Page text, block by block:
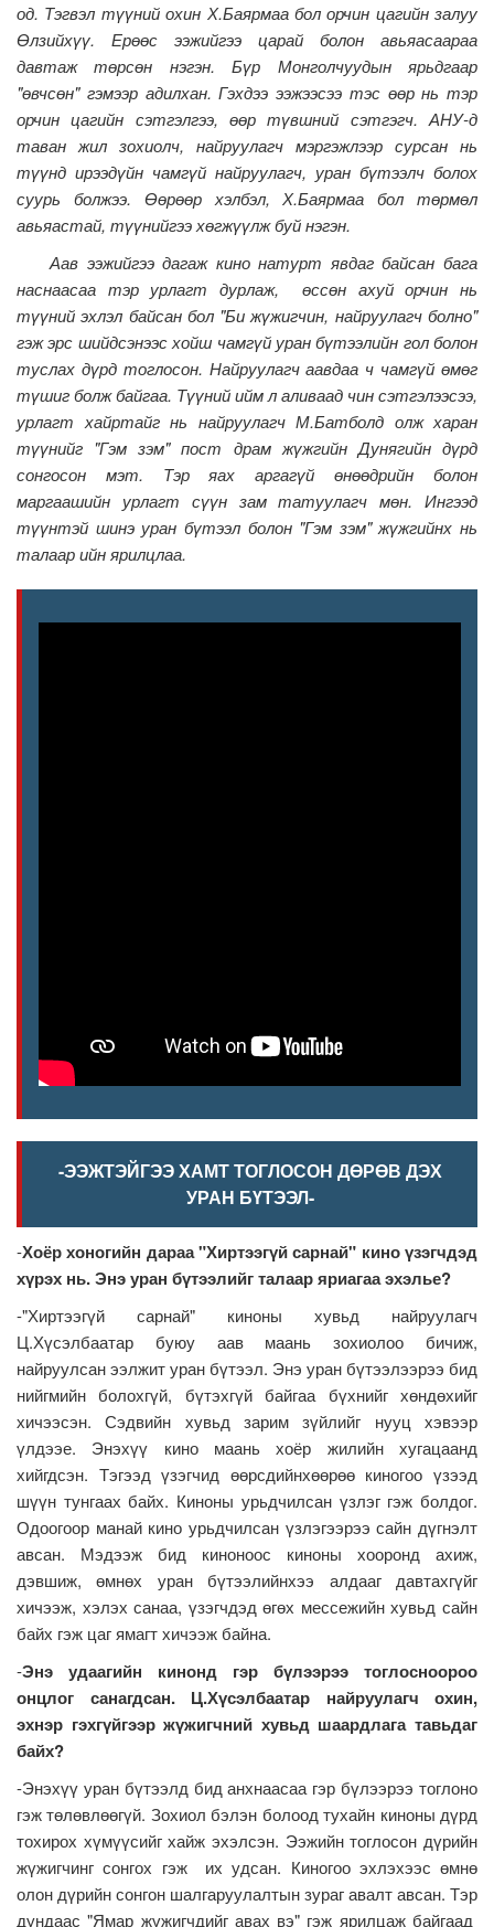
од. Тэгвэл түүний охин Х.Баярмаа бол орчин цагийн залуу
Өлзийхүү. Ерөөс ээжийгээ царай болон авьяасаараа
давтаж төрсөн нэгэн. Бүр Монголчуудын ярьдгаар
"өвчсөн" гэмээр адилхан. Гэхдээ ээжээсээ тэс өөр нь тэр
орчин цагийн сэтгэлгээ, өөр түвшний сэтгэгч. АНУ-д
таван жил зохиолч, найруулагч мэргэжлээр сурсан нь
түүнд ирээдүйн чамгүй найруулагч, уран бүтээлч болох
суурь болжээ. Өөрөөр хэлбэл, Х.Баярмаа бол төрмөл
авьяастай, түүнийгээ хөгжүүлж буй нэгэн.
Аав ээжийгээ дагаж кино натурт явдаг байсан бага
наснаасаа тэр урлагт дурлаж, өссөн ахуй орчин нь
түүний эхлэл байсан бол "Би жүжигчин, найруулагч болно"
гэж эрс шийдсэнээс хойш чамгүй уран бүтээлийн гол болон
туслах дүрд тоглосон. Найруулагч аавдаа ч чамгүй өмөг
түшиг болж байгаа. Түүний ийм л аливаад чин сэтгэлээсээ,
урлагт хайртайг нь найруулагч М.Батболд олж харан
түүнийг "Гэм зэм" пост драм жүжгийн Дунягийн дүрд
сонгосон мэт. Тэр яах аргагүй өнөөдрийн болон
маргаашийн урлагт сүүн зам татуулагч мөн. Ингээд
түүнтэй шинэ уран бүтээл болон "Гэм зэм" жүжгийнх нь
талаар ийн ярилцлаа.
-ЭЭЖТЭЙГЭЭ ХАМТ ТОГЛОСОН ДӨРӨВ ДЭХ
УРАН БҮТЭЭЛ-
-Хоёр хоногийн дараа "Хиртээгүй сарнай" кино үзэгчдэд
хүрэх нь. Энэ уран бүтээлийг талаар яриагаа эхэлье?
-"Хиртээгүй сарнай" киноны хувьд найруулагч
Ц.Хүсэлбаатар буюу аав маань зохиолоо бичиж,
найруулсан ээлжит уран бүтээл. Энэ уран бүтээлээрээ бид
нийгмийн болохгүй, бүтэхгүй байгаа бүхнийг хөндөхийг
хичээсэн. Сэдвийн хувьд зарим зүйлийг нууц хэвээр
үлдээе. Энэхүү кино маань хоёр жилийн хугацаанд
хийгдсэн. Тэгээд үзэгчид өөрсдийнхөөрөө киногоо үзээд
шүүн тунгаах байх. Киноны урьдчилсан үзлэг гэж болдог.
Одоогоор манай кино урьдчилсан үзлэгээрээ сайн дүгнэлт
авсан. Мэдээж бид киноноос киноны хооронд ахиж,
дэвшиж, өмнөх уран бүтээлийнхээ алдааг давтахгүйг
хичээж, хэлэх санаа, үзэгчдэд өгөх мессежийн хувьд сайн
байх гэж цаг ямагт хичээж байна.
-Энэ удаагийн кинонд гэр бүлээрээ тоглосноороо
онцлог санагдсан. Ц.Хүсэлбаатар найруулагч охин,
эхнэр гэхгүйгээр жүжигчний хувьд шаардлага тавьдаг
байх?
-Энэхүү уран бүтээлд бид анхнаасаа гэр бүлээрээ тоглоно
гэж төлөвлөөгүй. Зохиол бэлэн болоод тухайн киноны дүрд
тохирох хүмүүсийг хайж эхэлсэн. Ээжийн тоглосон дүрийн
жүжигчинг сонгох гэж их удсан. Киногоо эхлэхээс өмнө
олон дүрийн сонгон шалгаруулалтын зураг авалт авсан. Тэр
дундаас "Ямар жүжигчдийг авах вэ" гэж ярилцаж байгаад